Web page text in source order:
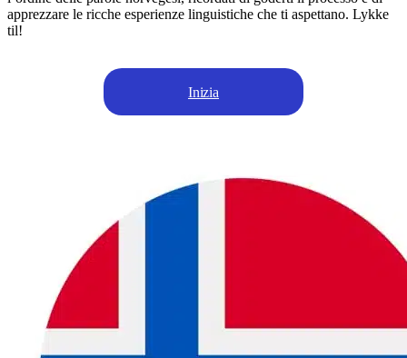
apprezzare le ricche esperienze linguistiche che ti aspettano. Lykke
til!
Inizia